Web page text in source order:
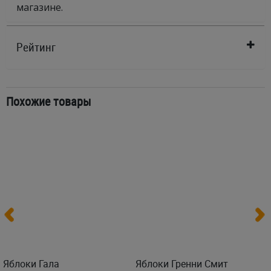
магазине.
Рейтинг
Похожие товары
Яблоки Гала Яблоки Гренни Смит